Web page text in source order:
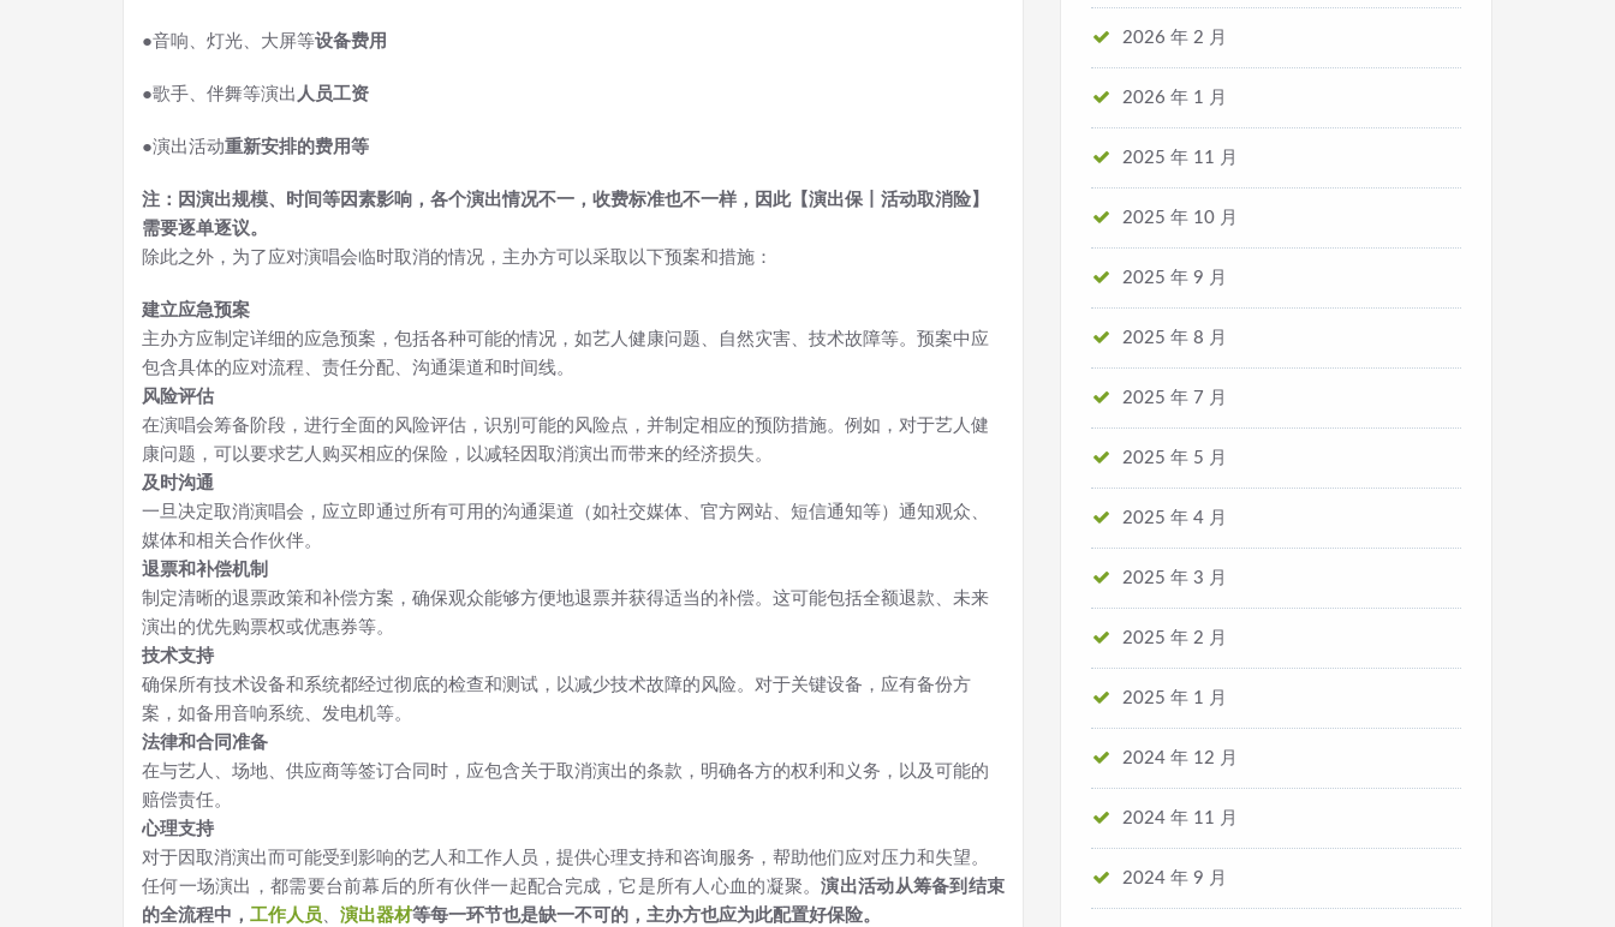
●音响、灯光、大屏等设备费用
●歌手、伴舞等演出 人员工资
●演出活动重新安排的费用等
注：因演出规模、时间等因素影响，各个演出情况不一，收费标准也不一样，因此【演出保丨活动取消险】
需要逐单逐议。
除此之外，为了应对演唱会临时取消的情况，主办方可以采取以下预案和措施：
建立应急预案
主办方应制定详细的应急预案，包括各种可能的情况，如艺人健康问题、自然灾害、技术故障等。预案中应
包含具体的应对流程、责任分配、沟通渠道和时间线。
风险评估
在演唱会筹备阶段，进行全面的风险评估，识别可能的风险点，并制定相应的预防措施。例如，对于艺人健
康问题，可以要求艺人购买相应的保险，以减轻因取消演出而带来的经济损失。
及时沟通
一旦决定取消演唱会，应立即通过所有可用的沟通渠道（如社交媒体、官方网站、短信通知等）通知观众、
媒体和相关合作伙伴。
退票和补偿机制
制定清晰的退票政策和补偿方案，确保观众能够方便地退票并获得适当的补偿。这可能包括全额退款、未来
演出的优先购票权或优惠券等。
技术支持
确保所有技术设备和系统都经过彻底的检查和测试，以减少技术故障的风险。对于关键设备，应有备份方
案，如备用音响系统、发电机等。
法律和合同准备
在与艺人、场地、供应商等签订合同时，应包含关于取消演出的条款，明确各方的权利和义务，以及可能的
赔偿责任。
心理支持
对于因取消演出而可能受到影响的艺人和工作人员，提供心理支持和咨询服务，帮助他们应对压力和失望。
任何一场演出，都需要台前幕后的所有伙伴一起配合完成，它是所有人心血的凝聚。演出活动从筹备到结束
的全流程中， 工作人员 演出器材等每一环节也是缺一不可的，主办方也应为此配置好保险。
2026 年 2 月
2026 年 1 月
2025 年 11 月
2025 年 10 月
2025 年 9 月
2025 年 8 月
2025 年 7 月
2025 年 5 月
2025 年 4 月
2025 年 3 月
2025 年 2 月
2025 年 1 月
2024 年 12 月
2024 年 11 月
2024 年 9 月